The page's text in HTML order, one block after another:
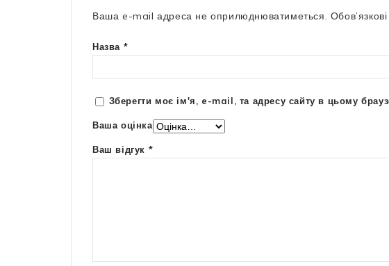
Ваша e-mail адреса не оприлюднюватиметься.
Назва *
Зберегти моє ім'я, e-mail, та адресу сайту в цьому
Ваша оцінка
Ваш відгук *